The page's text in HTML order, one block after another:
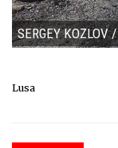
SERGEY KOZLOV
Lusa